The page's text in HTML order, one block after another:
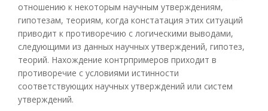
отношению к некоторым научным утверждениям,
гипотезам, теориям, когда констатация этих ситуаций
приводит к противоречию с логическими выводами,
следующими из данных научных утверждений, гипотез,
теорий. Нахождение контрпримеров приходит в
противоречие с условиями истинности
соответствующих научных утверждений или систем
утверждений.